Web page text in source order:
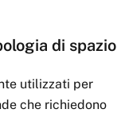
di spazio
utilizzati per
che richiedono